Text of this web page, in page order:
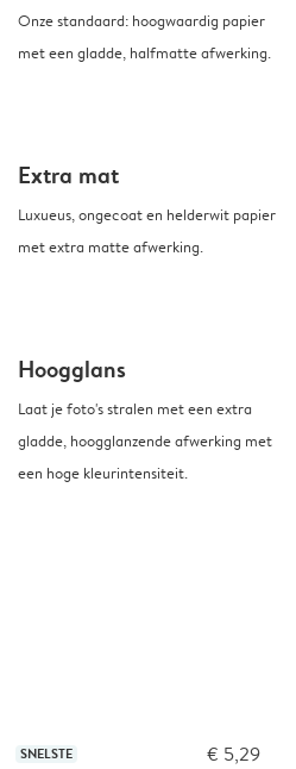
Onze standaard: hoogwaardig papier
met een gladde, halfmatte afwerking.
Extra mat
Luxueus, ongecoat en helderwit papier
met extra matte afwerking.
Hoogglans
Laat je foto's stralen met een extra
gladde, hoogglanzende afwerking met
een hoge kleurintensiteit.
SNELSTE € 5,29